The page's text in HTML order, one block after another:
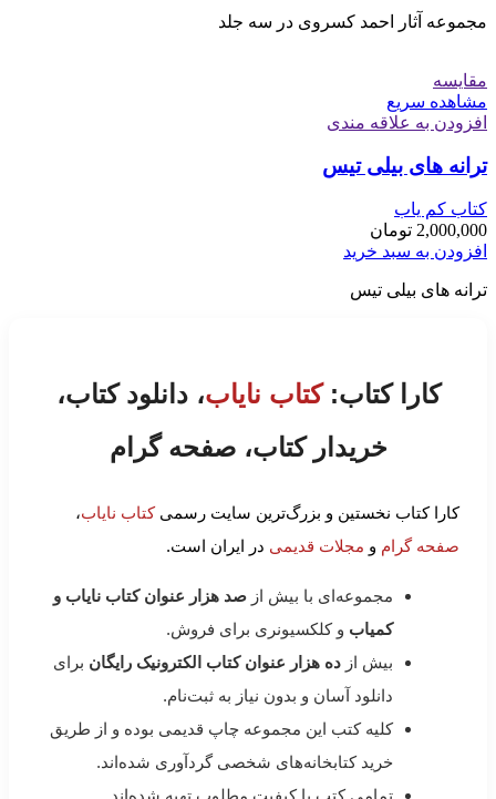
مجموعه آثار احمد کسروی در سه جلد
مقایسه
مشاهده سریع
افزودن به علاقه مندی
ترانه های بیلی تیس
کتاب کم یاب
2,000,000 تومان
افزودن به سبد خرید
ترانه های بیلی تیس
کارا کتاب:کتاب نایاب، دانلود کتاب،
خریدار کتاب، صفحه گرام
کارا کتاب نخستین و بزرگ‌ترین سایت رسمیکتاب نایاب،
صفحه گرام و مجلات قدیمی در ایران است.
مجموعه‌ای با بیش از صد هزار عنوان کتاب نایاب و
کمیاب و کلکسیونری برای فروش.
بیش از ده هزار عنوان کتاب الکترونیک رایگان برای
دانلود آسان و بدون نیاز به ثبت‌نام.
کلیه کتب این مجموعه چاپ قدیمی بوده و از طریق
خرید کتابخانه‌های شخصی گردآوری شده‌اند.